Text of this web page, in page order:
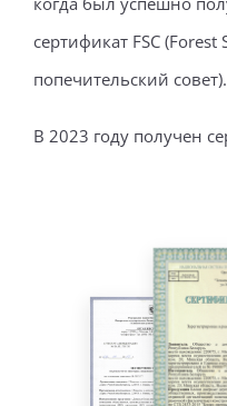
сертификат FSC
попечительский совет).
В 2023 году получен